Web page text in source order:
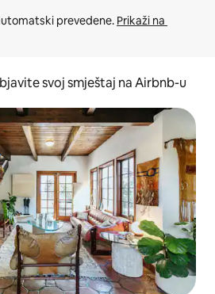
prevedene. Prikaži na
svoj smještaj na Airbnb-u